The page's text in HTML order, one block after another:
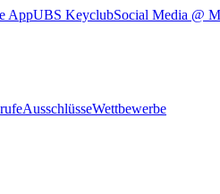
AppUBS KeyclubSocial Media @
AusschlüsseWettbewerbe